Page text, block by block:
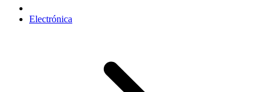
Electrónica